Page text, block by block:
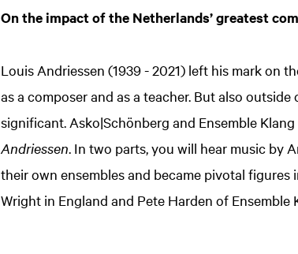
On the impact of the Netherlands’ greatest
Louis Andriessen (1939 - 2021) left his mark on
as a composer and as a teacher. But also
significant. Asko|Schönberg and Ensemble
Andriessen. In two parts, you will hear music by
their own ensembles and became pivotal
Wright in England and Pete Harden of Ensemble